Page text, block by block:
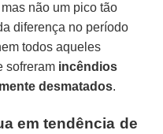
não um pico tão
diferença no período
todos aqueles
sofreram incêndios
desmatados.
em tendência de